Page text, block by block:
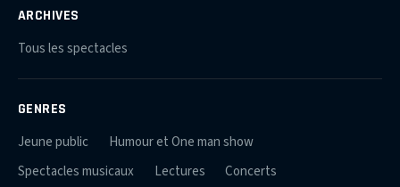
ARCHIVES
Tous les spectacles
GENRES
Jeune public
Humour et One man show
Spectacles musicaux
Lectures
Concerts